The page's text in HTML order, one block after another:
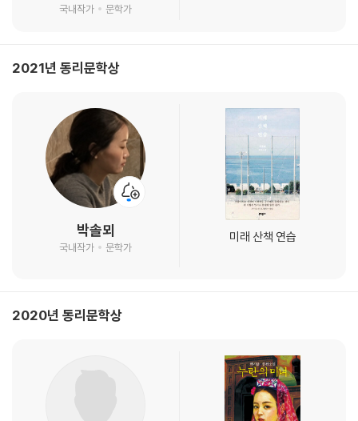
국내작가
문학가
2021년 동리문학상
박솔뫼
국내작가 문학가
미래 산책 연습
2020년 동리문학상